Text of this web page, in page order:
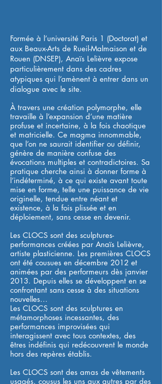
Formée à l’université Paris 1 (Doctorat) et
aux Beaux-Arts de Rueil-Malmaison et de
Rouen (DNSEP), Anaïs Lelièvre expose
particulièrement dans des cadres
atypiques qui l’amènent à entrer dans un
dialogue avec le site.
À travers une création polymorphe, elle
travaille à l’expansion d’une matière
profuse et incertaine, à la fois chaotique
et matricielle. Ce magma innommable,
que l’on ne saurait identifier ou définir,
génère de manière confuse des
évocations multiples et contradictoires. Sa
pratique cherche ainsi à donner forme à
l’indéterminé, à ce qui existe avant toute
mise en forme, telle une puissance de vie
originelle, tendue entre néant et
existence, à la fois plissée et en
déploiement, sans cesse en devenir.
Les CLOCS sont des sculptures-
performances créées par Anaïs Lelièvre,
artiste plasticienne. Les premières CLOCS
ont été cousues en décembre 2012 et
animées par des performeurs dès janvier
2013. Depuis elles se développent en se
confrontant sans cesse à des situations
nouvelles…
Les CLOCS sont des sculptures en
métamorphoses incessantes, des
performances improvisées qui
interagissent avec tous contextes, des
êtres indéfinis qui redécouvrent le monde
hors des repères établis.
Les CLOCS sont des amas de vêtements
usagés, cousus les uns aux autres par des